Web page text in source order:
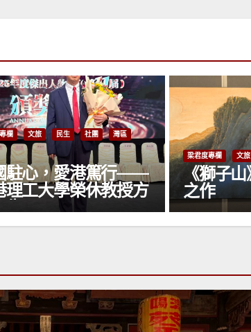
欄 文旅 民生 人物 專欄
子山》——萬鼎傾情
梁君度專欄 文旅
傳承中
有色——
術作品
館隆重開